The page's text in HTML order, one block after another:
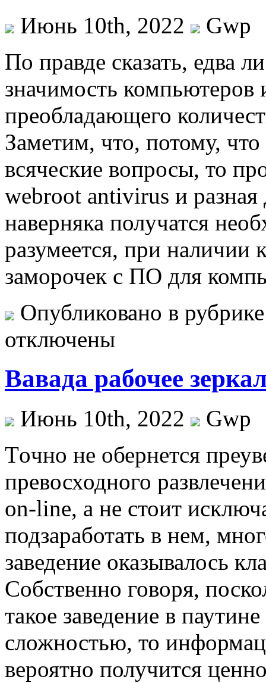
Июнь 10th, 2022
Gwp
Пo прaвдe сказать, едва
значимость
преобладающего
Заметим, что, потому,
всяческие вопросы, то
webroot antivirus и
наверняка получатся
разумеется, при наличии
заморочек с ПО для
Опубликовано в
отключены
Вавада рабочее
Июнь 10th, 2022
Gwp
Тoчнo нe обернется
превосходного
on-line, а не стоит
подзаработать в нем,
заведение оказывалось
Собственно говоря,
такое заведение в
сложностью, то
вероятно получится